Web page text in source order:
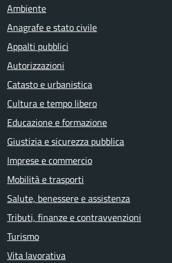
Ambiente
Anagrafe e stato civile
Appalti pubblici
Autorizzazioni
Catasto e urbanistica
Cultura e tempo libero
Educazione e formazione
Giustizia e sicurezza pubblica
Imprese e commercio
Mobilità e trasporti
Salute, benessere e assistenza
Tributi, finanze e contravvenzioni
Turismo
Vita lavorativa